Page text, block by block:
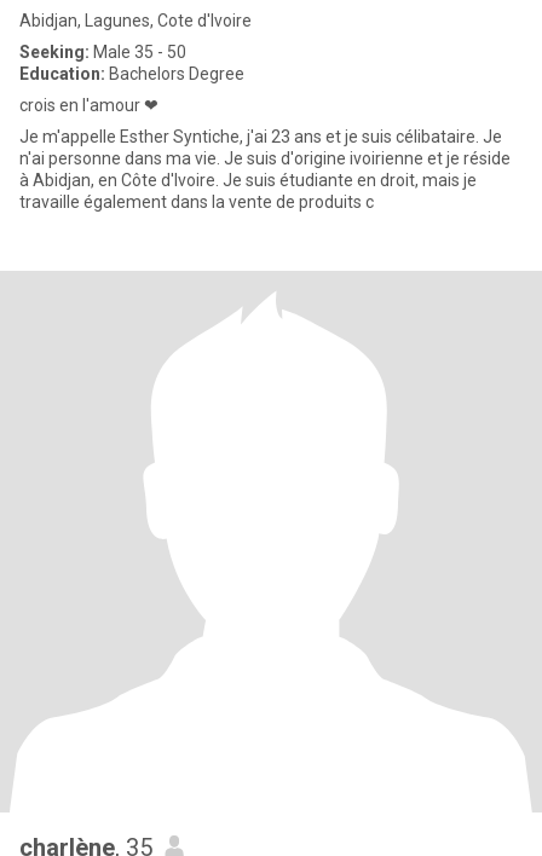
Abidjan, Lagunes, Cote d'Ivoire
Seeking: Male 35 - 50
Education: Bachelors Degree
crois en l'amour ❤
Je m'appelle Esther Syntiche, j'ai 23 ans et je suis célibataire. Je
n'ai personne dans ma vie. Je suis d'origine ivoirienne et je réside
à Abidjan, en Côte d'Ivoire. Je suis étudiante en droit, mais je
travaille également dans la vente de produits c
charlène, 35